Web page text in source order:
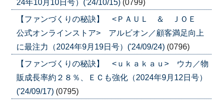
24年10月10日号）('24/10/15) (0799)
【ファンづくりの秘訣】 <ＰＡＵＬ ＆ ＪＯＥ
公式オンラインストア> アルビオン／顧客満足向上
に最注力（2024年9月19日号）('24/09/24) (0796)
【ファンづくりの秘訣】 <ｕｋａｋａｕ> ウカ／物
販成長率約２８％、ＥＣも強化（2024年9月12日号）
('24/09/17) (0795)